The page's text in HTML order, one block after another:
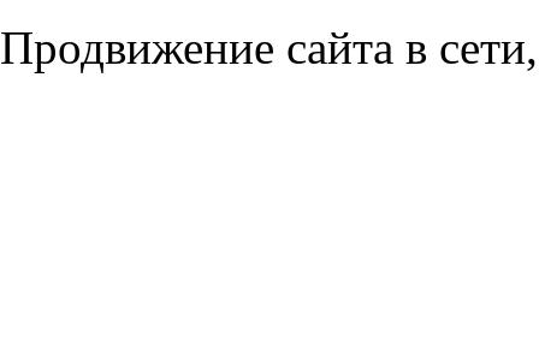
Продвижение сайта в